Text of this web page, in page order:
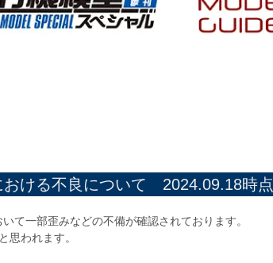
おける不良について 2024.09.18時点
て一部歪みなどの不備が確認されております。
思われます。